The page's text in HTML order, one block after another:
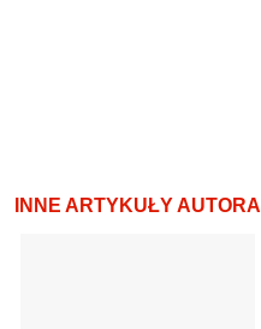
INNE ARTYKUŁY AUTORA